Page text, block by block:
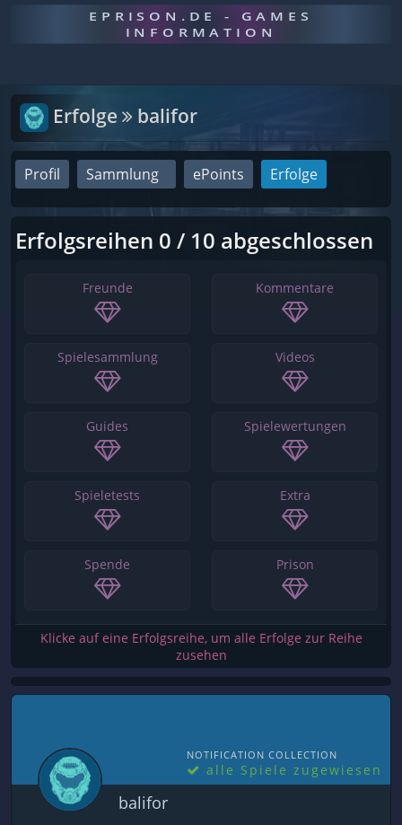
EPRISON.DE - GAMES
INFORMATION
Erfolge balifor
Profil Sammlung ePoints Erfolge
Erfolgsreihen 0 / 10 abgeschlossen
Freunde Kommentare
Spielesammlung Videos
Guides Spielewertungen
Spieletests Extra
Spende Prison
Klicke auf eine Erfolgsreihe, um alle Erfolge zur Reihe
zusehen
NOTIFICATION COLLECTION
alle Spiele zugewiesen
balifor